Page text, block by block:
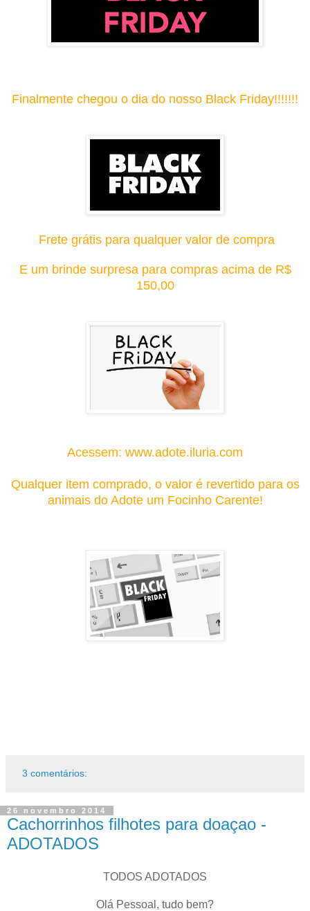
Finalmente chegou o dia do nosso Black Friday!!!!!!!
Frete grátis para qualquer valor de compra
E um brinde surpresa para compras acima de R$
150,00
Acessem: www.adote.iluria.com
Qualquer item comprado, o valor é revertido para os
animais do Adote um Focinho Carente!
3 comentários:
26 novembro 2014
Cachorrinhos filhotes para doaçao -
ADOTADOS
TODOS ADOTADOS
Olá Pessoal, tudo bem?